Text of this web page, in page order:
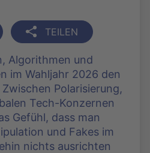
TEILEN
Algorithmen und
im Wahljahr 2026 den
Polarisierung,
Tech-Konzernen
Gefühl, dass man
und Fakes im
nichts ausrichten